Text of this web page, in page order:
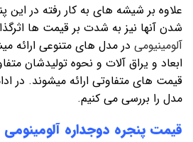
علاوه بر شیشه های به کار رفته در این
شدن آنها نیز به شدت بر قیمت ها
آلومینیومی در مدل های متنوعی ارائه
ابعاد و یراق آلات و نحوه تولیدشان
قیمت های متفاوتی ارائه میشوند. در
مدل را بررسی می کنیم.
قیمت پنجره دوجداره